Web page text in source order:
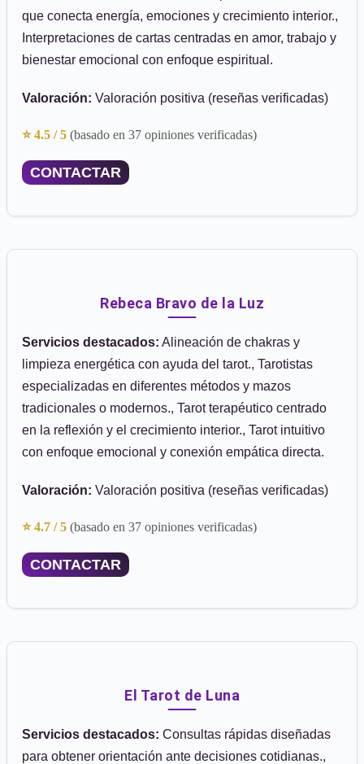
que conecta energía, emociones y crecimiento interior.,
Interpretaciones de cartas centradas en amor, trabajo y
bienestar emocional con enfoque espiritual.
Valoración: Valoración positiva (reseñas verificadas)
⭐ 4.5 / 5 (basado en 37 opiniones verificadas)
CONTACTAR
Rebeca Bravo de la Luz
Servicios destacados: Alineación de chakras y
limpieza energética con ayuda del tarot., Tarotistas
especializadas en diferentes métodos y mazos
tradicionales o modernos., Tarot terapéutico centrado
en la reflexión y el crecimiento interior., Tarot intuitivo
con enfoque emocional y conexión empática directa.
Valoración: Valoración positiva (reseñas verificadas)
⭐ 4.7 / 5 (basado en 37 opiniones verificadas)
CONTACTAR
El Tarot de Luna
Servicios destacados: Consultas rápidas diseñadas
para obtener orientación ante decisiones cotidianas.,